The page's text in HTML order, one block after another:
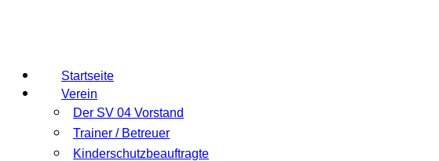
Startseite
Verein
Der SV 04 Vorstand
Trainer / Betreuer
Kinderschutzbeauftragte